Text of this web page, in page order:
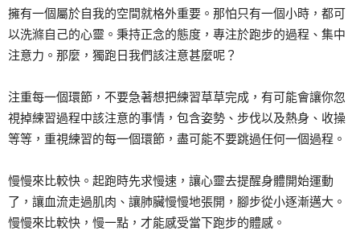
擁有一個屬於自我的空間就格外重要。那怕只有一個小時，都可
以洗滌自己的心靈。秉持正念的態度，專注於跑步的過程、集中
注意力。那麼，獨跑日我們該注意甚麼呢？
注重每一個環節，不要急著想把練習草草完成，有可能會讓你忽
視掉練習過程中該注意的事情，包含姿勢、步伐以及熱身、收操
等等，重視練習的每一個環節，盡可能不要跳過任何一個過程。
慢慢來比較快。起跑時先求慢速，讓心靈去提醒身體開始運動
了，讓血流走過肌肉、讓肺臟慢慢地張開，腳步從小逐漸邁大。
慢慢來比較快，慢一點，才能感受當下跑步的體感。